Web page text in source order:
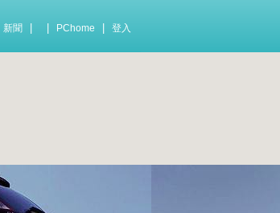
新聞 PChome 登入